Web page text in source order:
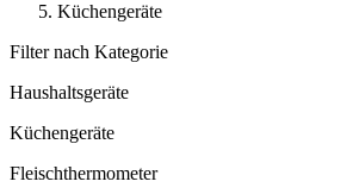
Küchengeräte
Filter nach Kategorie
Haushaltsgeräte
Küchengeräte
Fleischthermometer